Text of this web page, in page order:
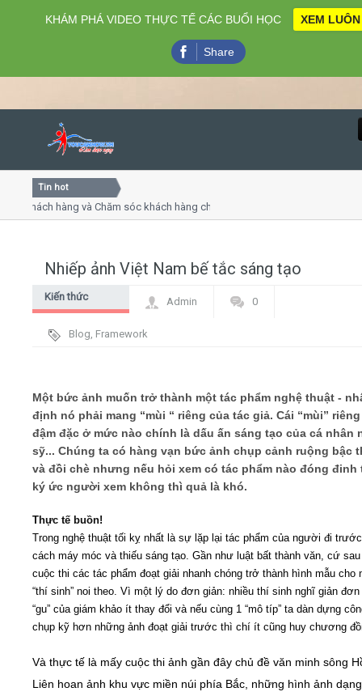
Close
Home
Giới thiệu
Video
Kiến thức
Liên hệ - Đăng ký
Tìm kiếm
Tin hot
hàng và Chăm sóc khách hàng chuyên nghiệp
Nhiếp ảnh Việt Nam bế tắc sáng tạo
Kiến thức
Admin 0
Blog, Framework
Một bức ảnh muốn trở thành một tác phẩm nghệ thuật -
định nó phải mang “mùi “ riêng của tác giả. Cái “mùi”
đậm đặc ở mức nào chính là dấu ấn sáng tạo của cá nhân
sỹ... Chúng ta có hàng vạn bức ảnh chụp cảnh ruộng bậc
và đồi chè nhưng nếu hỏi xem có tác phẩm nào đóng đinh
ký ức người xem không thì quả là khó.
Thực tế buồn!
Trong nghệ thuật tối kỵ nhất là sự lặp lại tác phẩm của người đi
cách máy móc và thiếu sáng tạo. Gần như luật bất thành văn, cứ
cuộc thi các tác phẩm đoạt giải nhanh chóng trở thành hình mẫu cho
“thí sinh” noi theo. Vì một lý do đơn giản: nhiều thí sinh nghĩ giản đơn
“gu” của giám khảo ít thay đổi và nếu cùng 1 “mô típ” ta dàn dựng
chụp kỹ hơn những ảnh đoạt giải trước thì chí ít cũng huy chương
Và thực tế là mấy cuộc thi ảnh gần đây chủ đề văn minh sông
Liên hoan ảnh khu vực miền núi phía Bắc, những hình ảnh
KHÁM PHÁ VIDEO THỰC TẾ CÁC BUỔI HỌC XEM LUÔN
Share